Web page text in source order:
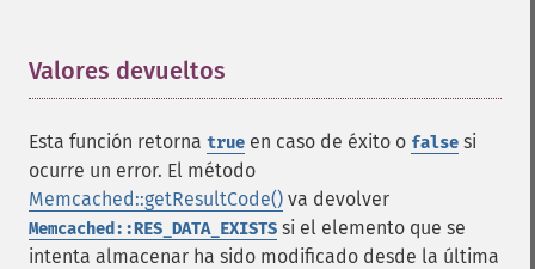
Valores devueltos
Esta función retorna true en caso de éxito o false si
ocurre un error. El método
Memcached::getResultCode() va devolver
Memcached::RES_DATA_EXISTS si el elemento que se
intenta almacenar ha sido modificado desde la última